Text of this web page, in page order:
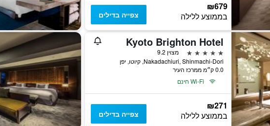
₪679
בממוצע ללילה צפייה בדילים
Kyoto Brighton Hotel
5 כוכבים
מצוין 9.2
Nakadachiuri, Shinmachi-Dori, קיוטו, יפן
0.0 ק״מ ממרכז העיר
Wi-Fi חינם
₪271
בממוצע ללילה צפייה בדילים